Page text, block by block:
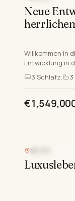
Neue
Willkommen in
Entwicklung in
Malaga, an der
3 Schlafz. 3
MIJAS